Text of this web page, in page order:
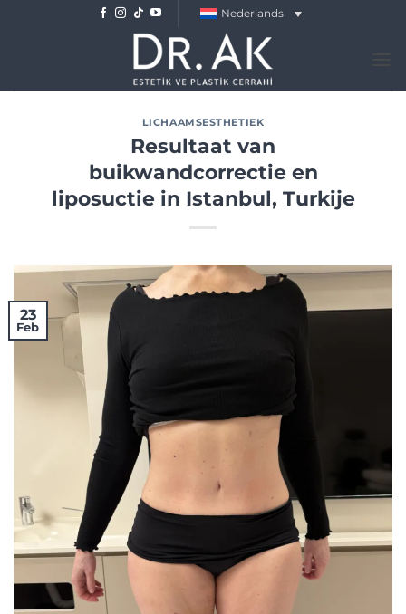
Nederlands
LICHAAMSESTHETIEK
Resultaat van
buikwandcorrectie en
liposuctie in Istanbul, Turkije
23
Feb